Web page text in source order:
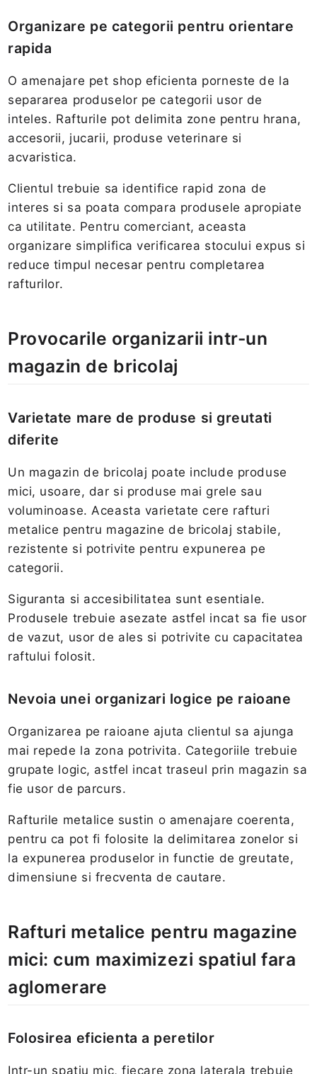
Organizare pe categorii pentru orientare
rapida
O amenajare pet shop eficienta porneste de la
separarea produselor pe categorii usor de
inteles. Rafturile pot delimita zone pentru hrana,
accesorii, jucarii, produse veterinare si
acvaristica.
Clientul trebuie sa identifice rapid zona de
interes si sa poata compara produsele apropiate
ca utilitate. Pentru comerciant, aceasta
organizare simplifica verificarea stocului expus si
reduce timpul necesar pentru completarea
rafturilor.
Provocarile organizarii intr-un
magazin de bricolaj
Varietate mare de produse si greutati
diferite
Un magazin de bricolaj poate include produse
mici, usoare, dar si produse mai grele sau
voluminoase. Aceasta varietate cere rafturi
metalice pentru magazine de bricolaj stabile,
rezistente si potrivite pentru expunerea pe
categorii.
Siguranta si accesibilitatea sunt esentiale.
Produsele trebuie asezate astfel incat sa fie usor
de vazut, usor de ales si potrivite cu capacitatea
raftului folosit.
Nevoia unei organizari logice pe raioane
Organizarea pe raioane ajuta clientul sa ajunga
mai repede la zona potrivita. Categoriile trebuie
grupate logic, astfel incat traseul prin magazin sa
fie usor de parcurs.
Rafturile metalice sustin o amenajare coerenta,
pentru ca pot fi folosite la delimitarea zonelor si
la expunerea produselor in functie de greutate,
dimensiune si frecventa de cautare.
Rafturi metalice pentru magazine
mici: cum maximizezi spatiul fara
aglomerare
Folosirea eficienta a peretilor
Intr-un spatiu mic, fiecare zona laterala trebuie